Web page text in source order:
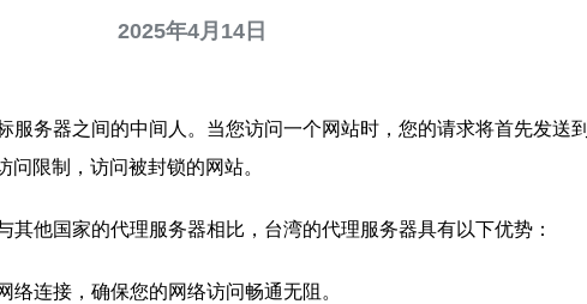
2025年4月14日
务器之间的中间人。当您访问一个网站时，您的请求将首先发送
限制，访问被封锁的网站。
他国家的代理服务器相比，台湾的代理服务器具有以下优势：
连接，确保您的网络访问畅通无阻。